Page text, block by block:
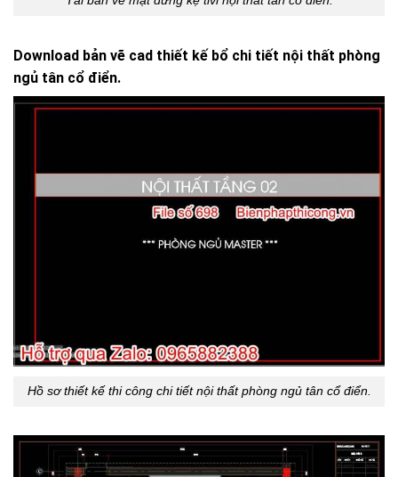
Download bản vẽ cad thiết kế bổ chi tiết nội thất phòng
ngủ tân cổ điển.
Hồ sơ thiết kế thi công chi tiết nội thất phòng ngủ tân cổ điển.